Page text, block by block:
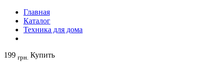
Главная
Каталог
Техника для дома
199 грн. Купить